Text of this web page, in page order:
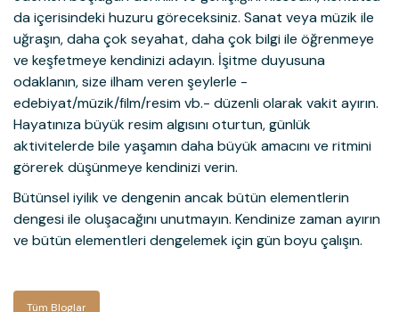
da içerisindeki huzuru göreceksiniz. Sanat veya müzik ile
uğraşın, daha çok seyahat, daha çok bilgi ile öğrenmeye
ve keşfetmeye kendinizi adayın. İşitme duyusuna
odaklanın, size ilham veren şeylerle -
edebiyat/müzik/film/resim vb.- düzenli olarak vakit ayırın.
Hayatınıza büyük resim algısını oturtun, günlük
aktivitelerde bile yaşamın daha büyük amacını ve ritmini
görerek düşünmeye kendinizi verin.
Bütünsel iyilik ve dengenin ancak bütün elementlerin
dengesi ile oluşacağını unutmayın. Kendinize zaman ayırın
ve bütün elementleri dengelemek için gün boyu çalışın.
Tüm Bloglar